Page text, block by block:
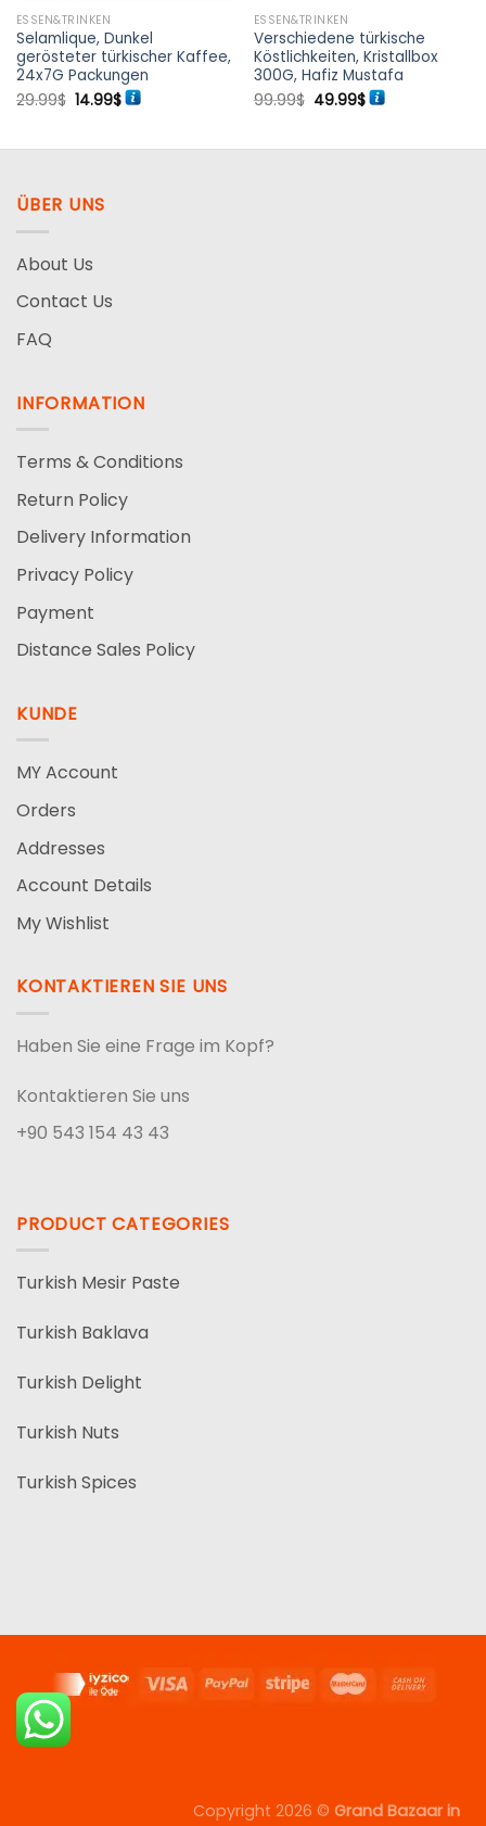
ESSEN&TRINKEN
Selamlique, Dunkel
gerösteter türkischer Kaffee,
24x7G Packungen
29.99$ Ursprünglicher
Preis
14.99$Aktueller
Preis
ESSEN&TRINKEN
Verschiedene türkische
Köstlichkeiten, Kristallbox
300G, Hafiz Mustafa
99.99$ Ursprünglicher
Preis
49.99$Aktueller
Preis
ÜBER UNS
About Us
Contact Us
FAQ
INFORMATION
Terms & Conditions
Return Policy
Delivery Information
Privacy Policy
Payment
Distance Sales Policy
KUNDE
MY Account
Orders
Addresses
Account Details
My Wishlist
KONTAKTIEREN SIE UNS
Haben Sie eine Frage im Kopf?
Kontaktieren Sie uns
+90 543 154 43 43
PRODUCT CATEGORIES
Turkish Mesir Paste
Turkish Baklava
Turkish Delight
Turkish Nuts
Turkish Spices
Copyright 2026 © Grand Bazaar in